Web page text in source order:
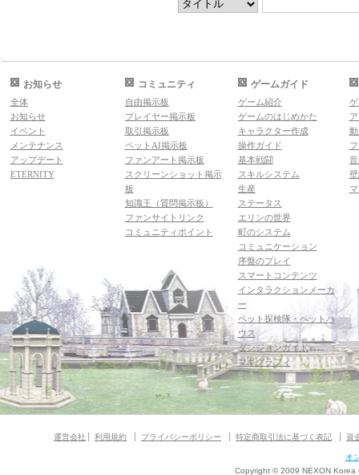
お知らせ
全体
お知らせ
イベント
メンテナンス
アップデート
ETERNITY
コミュニティ
自由掲示板
プレイヤー掲示板
取引掲示板
ペットAI掲示板
ファンアート掲示板
スクリーンショット掲示
板
知識王（質問掲示板）
ファンサイトリンク
コミュニティポイント
ゲームガイド
ゲーム紹介
ゲームのはじめかた
キャラクター作成
操作ガイド
基本戦闘
スキルシステム
生産
ステータス
エリンの世界
町のシステム
コミュニケーション
序盤のプレイ
スマートコンテンツ
インタラクションメーカ
ー
ペット探検隊・ペットハ
ウス
ダンジョンガイド
マギグラフィ
運営会社 利用規約 プライバシーポリシー 特定商取引法に基づく表記 資
オ
Copyright © 2009 NEXON Korea